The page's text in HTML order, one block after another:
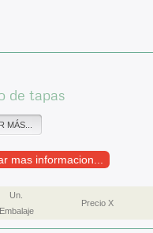
de tapas
MÁS...
mas informacion...
Un.
Embalaje
Precio X